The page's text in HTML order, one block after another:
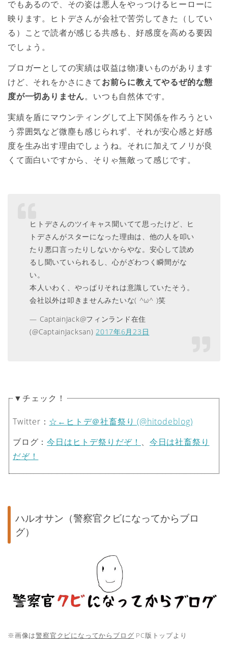
でもあるので、その姿は悪人をやっつけるヒーローに
映ります。ヒトデさんが会社で苦労してきた（してい
る）ことで読者が感じる共感も、好感度を高める要因
でしょう。
ブロガーとしての実績は収益は物凄いものがあります
けど、それをかさにきてお前らに教えてやるぜ的な態
度が一切ありません。いつも自然体です。
実績を盾にマウンティングして上下関係を作ろうとい
う雰囲気など微塵も感じられず、それが安心感と好感
度を生み出す理由でしょうね。それに加えてノリが良
くて面白いですから、そりゃ無敵って感じです。
ヒトデさんのツイキャス聞いてて思ったけど、ヒ
トデさんがスターになった理由は、他の人を叩い
たり悪口言ったりしないからやな。安心して読め
るし聞いていられるし、心がざわつく瞬間がな
い。
本人いわく、やっぱりそれは意識していたそう。
会社以外は叩きませんみたいな( ^ω^ )笑
— CaptainJack@フィンランド在住
(@CaptainJacksan) 2017年6月23日
▼チェック！
Twitter： ☆←ヒトデ＠社畜祭り (@hitodeblog)
ブログ：今日はヒトデ祭りだぞ！ 、 今日は社畜祭り
だぞ！
ハルオサン（警察官クビになってからブロ
グ）
※画像は警察官クビになってからブログ PC版トップより